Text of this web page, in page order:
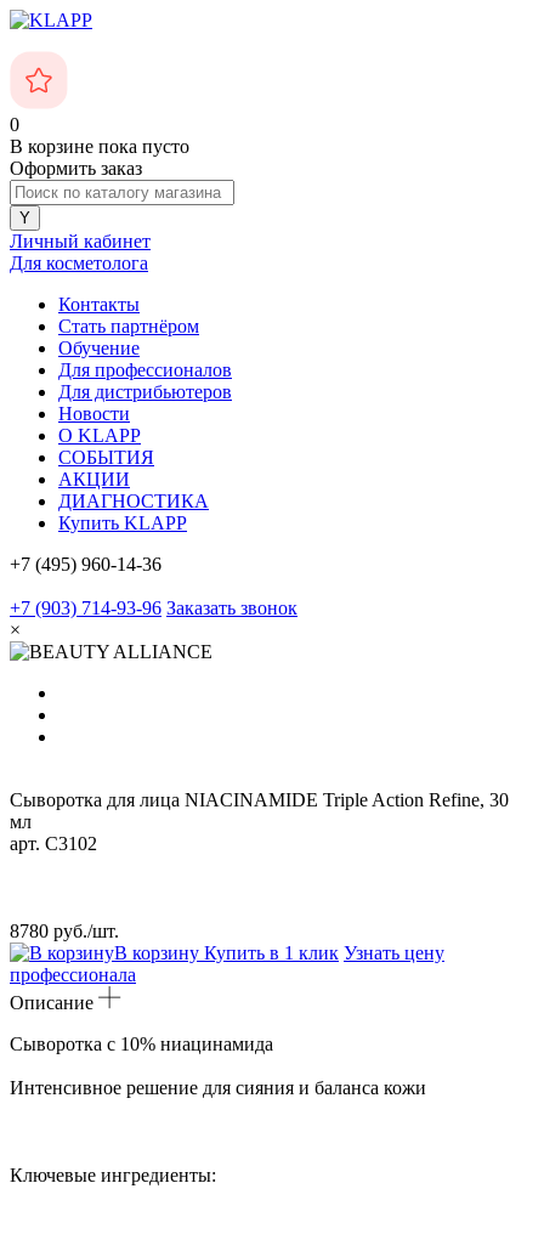
0
В корзине пока пусто
Оформить заказ
Личный кабинет
Для косметолога
Контакты
Стать партнёром
Обучение
Для профессионалов
Для дистрибьютеров
Новости
О KLAPP
СОБЫТИЯ
АКЦИИ
ДИАГНОСТИКА
Купить KLAPP
+7 (495) 960-14-36
+7 (903) 714-93-96 Заказать звонок
×
Сыворотка для лица NIACINAMIDE Triple Action Refine, 30
мл
арт. C3102
8780 руб./шт.
В корзину Купить в 1 клик Узнать цену
профессионала
Описание
Сыворотка с 10% ниацинамида
Интенсивное решение для сияния и баланса кожи
Ключевые ингредиенты: